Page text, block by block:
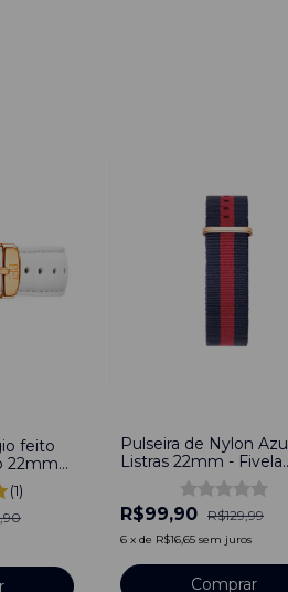
feito
22mm
(1)
Pulseira de Nylon Azul
Listras 22mm - Fivela
R$99,90 R$129,99
6 x de R$16,65 sem juros
Comprar